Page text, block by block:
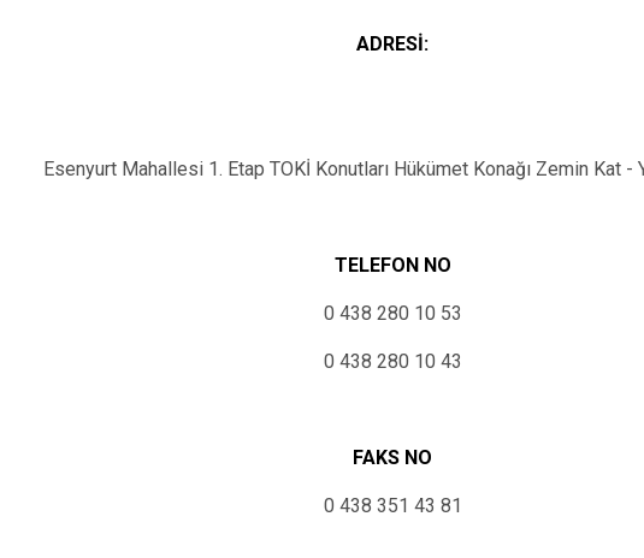
ADRESİ:
Esenyurt Mahallesi 1. Etap TOKİ Konutları Hükümet Konağı Zemin Kat -
TELEFON NO
0 438 280 10 53
0 438 280 10 43
FAKS NO
0 438 351 43 81